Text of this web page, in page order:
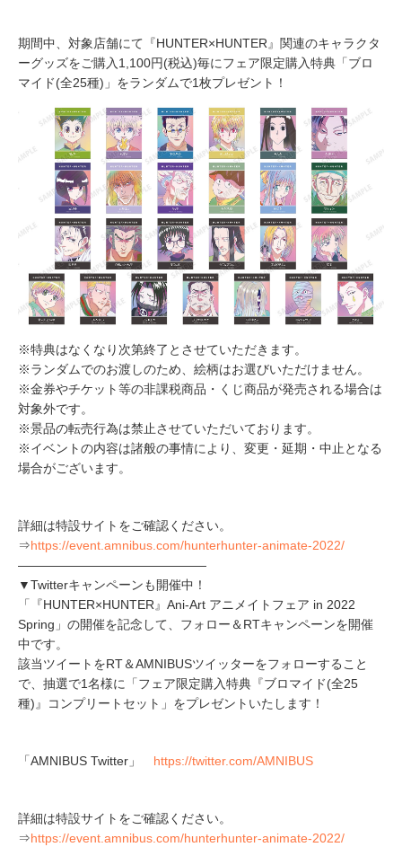
期間中、対象店舗にて『HUNTER×HUNTER』関連のキャラクタ
ーグッズをご購入1,100円(税込)毎にフェア限定購入特典「ブロ
マイド(全25種)」をランダムで1枚プレゼント！
※特典はなくなり次第終了とさせていただきます。
※ランダムでのお渡しのため、絵柄はお選びいただけません。
※金券やチケット等の非課税商品・くじ商品が発売される場合は
対象外です。
※景品の転売行為は禁止させていただいております。
※イベントの内容は諸般の事情により、変更・延期・中止となる
場合がございます。
詳細は特設サイトをご確認ください。
⇒https://event.amnibus.com/hunterhunter-animate-2022/
―――――――――――――――
▼Twitterキャンペーンも開催中！
「『HUNTER×HUNTER』Ani-Art アニメイトフェア in 2022
Spring」の開催を記念して、フォロー＆RTキャンペーンを開催
中です。
該当ツイートをRT＆AMNIBUSツイッターをフォローすること
で、抽選で1名様に「フェア限定購入特典『ブロマイド(全25
種)』コンプリートセット」をプレゼントいたします！
「AMNIBUS Twitter」 https://twitter.com/AMNIBUS
詳細は特設サイトをご確認ください。
⇒https://event.amnibus.com/hunterhunter-animate-2022/